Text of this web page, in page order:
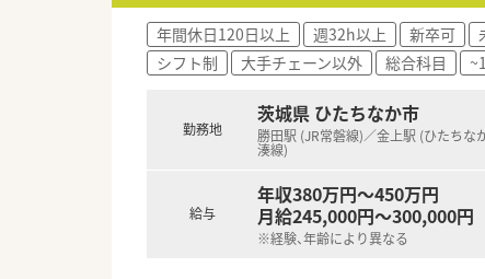
年間休日120日以上 週32h以上 新卒可
シフト制
大手チェーン以外 総合科目
勤務地
茨城県 ひたちなか市
勝田駅 (JR常磐線)／金上駅 (ひたちな
湊線)
給与
年収380万円～450万円
月給245,000円～300,000円
※経験、年齢により異なる